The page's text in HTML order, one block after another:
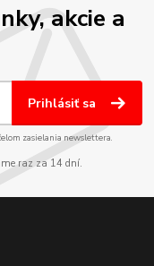
akcie a
Prihlásiť sa
zasielania newslettera.
raz za 14 dní.